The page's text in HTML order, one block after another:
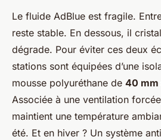
Le fluide AdBlue est fragile.
reste stable. En dessous, il
dégrade. Pour éviter ces deux
stations sont équipées d’une
mousse polyuréthane de 40 mm
Associée à une ventilation
maintient une température
été. Et en hiver ? Un système